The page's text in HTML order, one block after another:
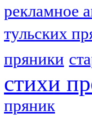
рекламное
тульских
пряники
стихи
пряник